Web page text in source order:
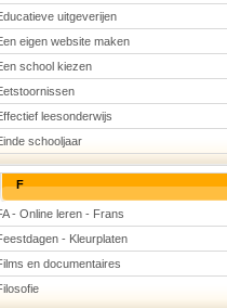
uitgeverijen
eigen website maken
school kiezen
leesonderwijs
schooljaar
F
- Online leren - Frans
- Kleurplaten
en documentaires